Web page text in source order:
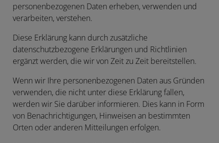
personenbezogenen Daten erheben, verwenden und
verarbeiten, verstehen.
Diese Erklärung kann durch zusätzliche
datenschutzbezogene Erklärungen und Richtlinien
ergänzt werden, die wir von Zeit zu Zeit bereitstellen.
Wenn wir Ihre personenbezogenen Daten aus Gründen
verwenden, die nicht unter diese Erklärung fallen,
werden wir Sie darüber informieren. Dies kann in Form
von Benachrichtigungen, Hinweisen an bestimmten
Orten oder anderen Mitteilungen erfolgen.